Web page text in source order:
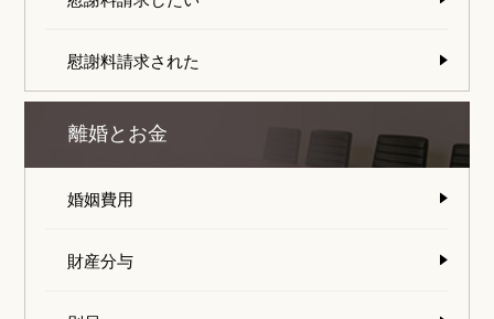
慰謝料請求された
離婚とお金
婚姻費用
財産分与